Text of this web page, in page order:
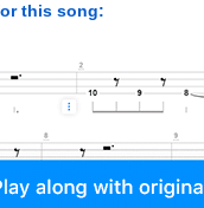
this song: